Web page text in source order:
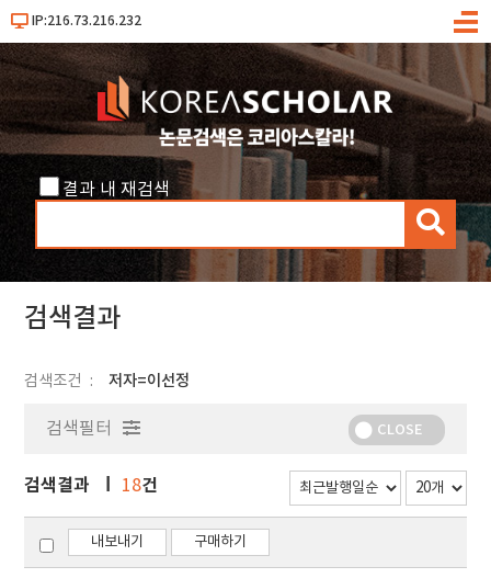
IP:216.73.216.232
메
결과 내 재검색
검
색
검색결과
검색조건 저자=이선정
검색필터 CLOSE
검색결과 18건
내보내기 구매하기